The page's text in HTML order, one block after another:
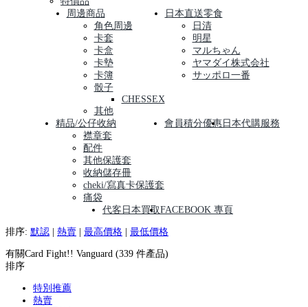
周邊商品
角色周邊
卡套
卡盒
卡墊
卡簿
骰子
CHESSEX
其他
日本直送零食
日清
明星
マルちゃん
ヤマダイ株式会社
サッポロ一番
精品/公仔收納
襟章套
配件
其他保護套
收納儲存冊
cheki/寫真卡保護套
痛袋
會員積分優惠 日本代購服務
代客日本買取FACEBOOK 專頁
排序: 默認 熱賣 最高價格 最低價格
有關Card Fight!! Vanguard (339 件產品)
排序
特別推薦
熱賣